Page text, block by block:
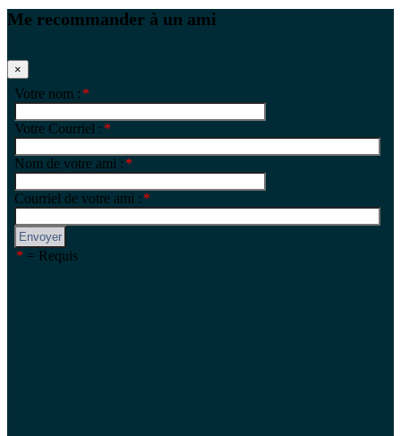
Me recommander à un ami
×